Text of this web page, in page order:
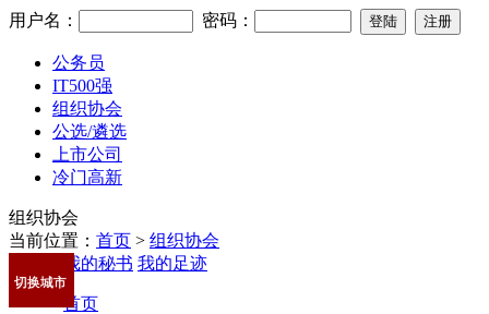
用户名： 密码：
公务员
IT500强
组织协会
公选/遴选
上市公司
冷门高新
组织协会
当前位置： 首页 > 组织协会
切换城市
我的秘书 我的足迹
首页